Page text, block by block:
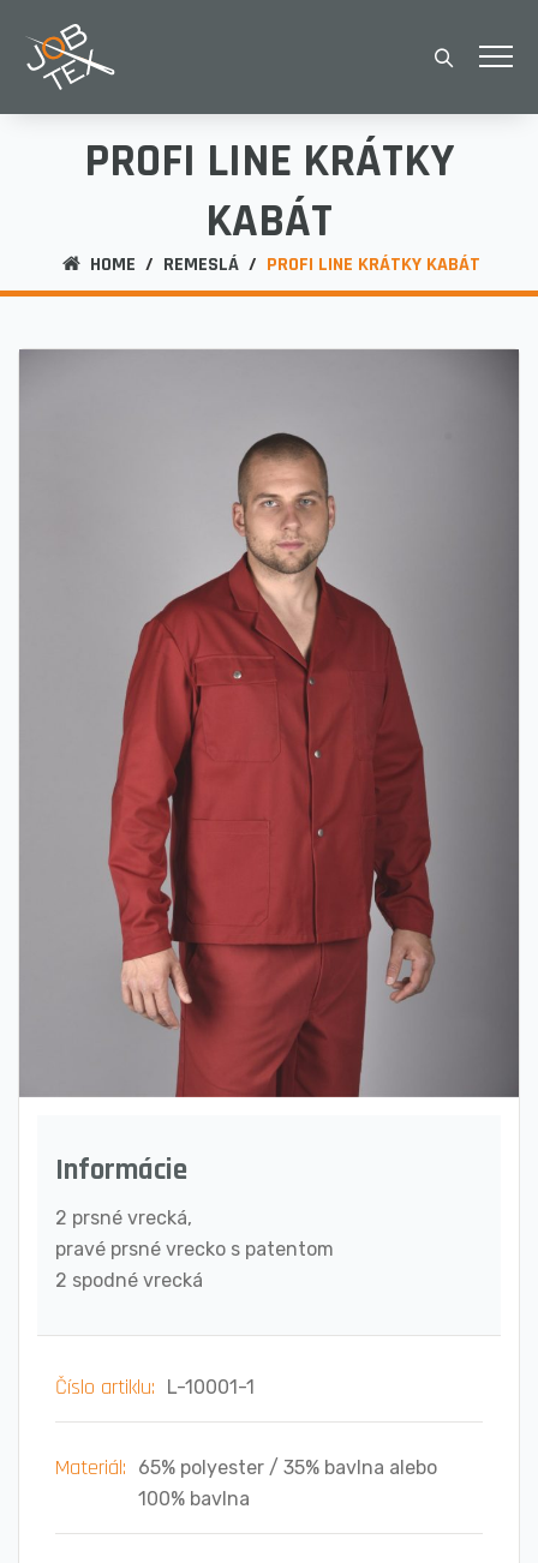
PROFI LINE KRÁTKY
KABÁT
HOME / REMESLÁ/ PROFI LINE KRÁTKY KABÁT
Informácie
2 prsné vrecká,
pravé prsné vrecko s patentom
2 spodné vrecká
Číslo artiklu: L-10001-1
Materiál:
65% polyester / 35% bavlna alebo
100% bavlna